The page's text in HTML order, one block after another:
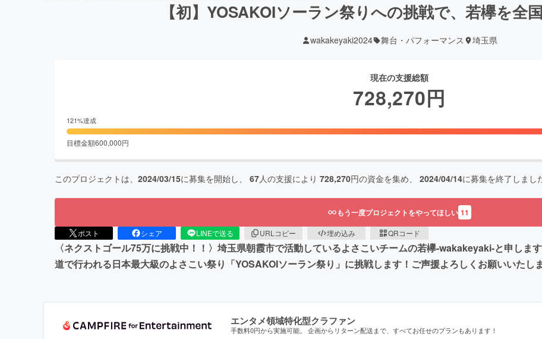
【初】YOSAKOIソーラン祭りへの挑戦で、若欅を全
wakakeyaki2024 舞台・パフォーマンス 埼玉県
現在の支援総額
728,270円
121%達成
目標金額600,000円
このプロジェクトは、 2024/03/15に募集を開始し、 67人の支援により 728,270円の資金を集め、 2024/04/14に募集を終了しまし
もう一度プロジェクトをやってほしい 11
ポスト シェア LINEで送る URLコピー 埋め込み QRコード
〈ネクストゴール75万に挑戦中！！〉埼玉県朝霞市で活動しているよさこいチームの若欅-wakakeyaki-と申しま
道で行われる日本最大級のよさこい祭り「YOSAKOIソーラン祭り」に挑戦します！ご声援よろしくお願いいたしま
エンタメ領域特化型クラファン
手数料0円から実施可能。 企画からリターン配送まで、すべてお任せのプランもあります！